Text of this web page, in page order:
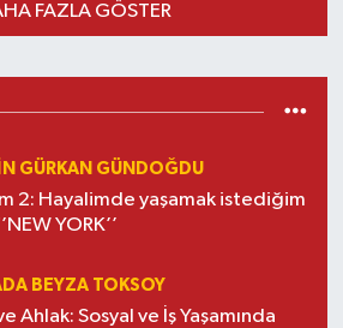
FAZLA GÖSTER
GÜRKAN GÜNDOĞDU
2: Hayalimde yaşamak istediğim
YORK’’
BEYZA TOKSOY
Ahlak: Sosyal ve İş Yaşamında